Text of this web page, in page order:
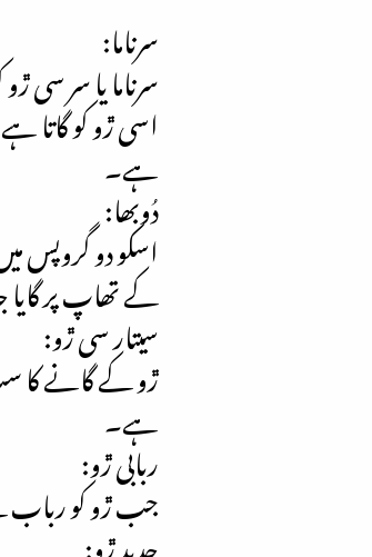
سرناما:
سرناما یا سر سی
اسی ڙو کو گاتا
ہے۔
دُوبھا:
اسکو دو گروپس
کے تھاپ پر
سیتار سی ڙو:
ڙو کے گانے کا
ہے۔
ربابی ڙو:
جب ڙو کو رباب
جدید ڙو: